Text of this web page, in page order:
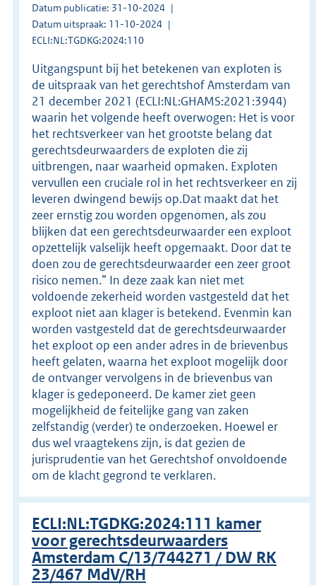
Datum publicatie: 31-10-2024
Datum uitspraak: 11-10-2024
ECLI:NL:TGDKG:2024:110
Uitgangspunt bij het betekenen van exploten is
de uitspraak van het gerechtshof Amsterdam van
21 december 2021 (ECLI:NL:GHAMS:2021:3944)
waarin het volgende heeft overwogen: Het is voor
het rechtsverkeer van het grootste belang dat
gerechtsdeurwaarders de exploten die zij
uitbrengen, naar waarheid opmaken. Exploten
vervullen een cruciale rol in het rechtsverkeer en zij
leveren dwingend bewijs op.Dat maakt dat het
zeer ernstig zou worden opgenomen, als zou
blijken dat een gerechtsdeurwaarder een exploot
opzettelijk valselijk heeft opgemaakt. Door dat te
doen zou de gerechtsdeurwaarder een zeer groot
risico nemen.” In deze zaak kan niet met
voldoende zekerheid worden vastgesteld dat het
exploot niet aan klager is betekend. Evenmin kan
worden vastgesteld dat de gerechtsdeurwaarder
het exploot op een ander adres in de brievenbus
heeft gelaten, waarna het exploot mogelijk door
de ontvanger vervolgens in de brievenbus van
klager is gedeponeerd. De kamer ziet geen
mogelijkheid de feitelijke gang van zaken
zelfstandig (verder) te onderzoeken. Hoewel er
dus wel vraagtekens zijn, is dat gezien de
jurisprudentie van het Gerechtshof onvoldoende
om de klacht gegrond te verklaren.
ECLI:NL:TGDKG:2024:111 kamer
voor gerechtsdeurwaarders
Amsterdam C/13/744271 / DW RK
23/467 MdV/RH